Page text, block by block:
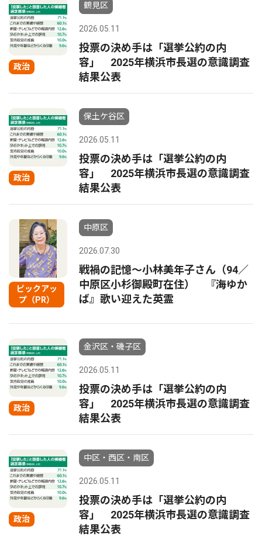
政治
鶴見区
2026.05.11
投票の決め手は「選挙公約の内
容」 2025年横浜市長選の意識調査
結果公表
政治
保土ケ谷区
2026.05.11
投票の決め手は「選挙公約の内
容」 2025年横浜市長選の意識調査
結果公表
ピックアッ
プ（PR）
中原区
2026.07.30
戦禍の記憶〜小林美年子さん（94／
中原区小杉御殿町在住） 『海ゆか
ば』歌い迎えた英霊
政治
金沢区・磯子区
2026.05.11
投票の決め手は「選挙公約の内
容」 2025年横浜市長選の意識調査
結果公表
政治
中区・西区・南区
2026.05.11
投票の決め手は「選挙公約の内
容」 2025年横浜市長選の意識調査
結果公表